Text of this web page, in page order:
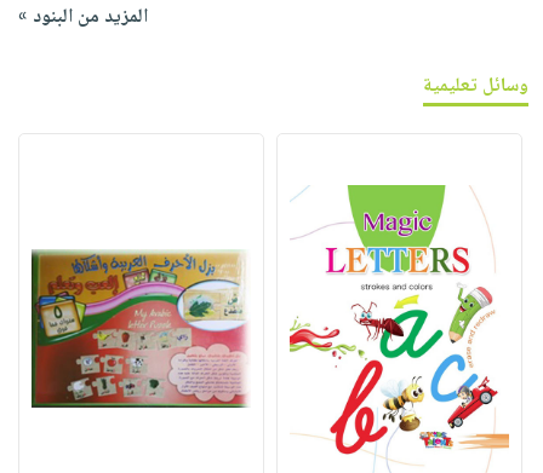
المزيد من البنود »
وسائل تعليمية